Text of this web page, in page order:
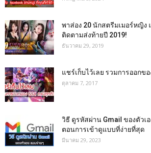
พาส่อง 20 นักสตรีมเมอร์หญิง
ติดตามส่งท้ายปี 2019!
ธันวาคม 29, 2019
แชร์เก็บไว้เลย รวมการออกข
ตุลาคม 7, 2017
วิธี ดูรหัสผ่าน Gmail ของตัวเ
ตอนการเข้าดูแบบที่ง่ายที่สุด
มีนาคม 29, 2023